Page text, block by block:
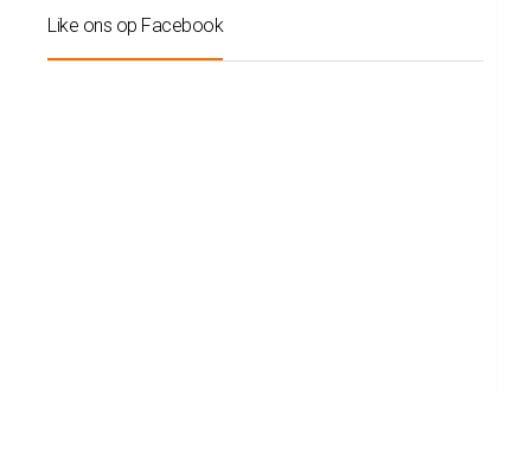
Like ons op Facebook